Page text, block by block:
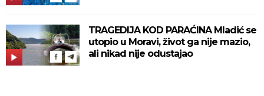
TRAGEDIJA KOD PARAĆINA Mladić se
utopio u Moravi, život ga nije mazio,
ali nikad nije odustajao